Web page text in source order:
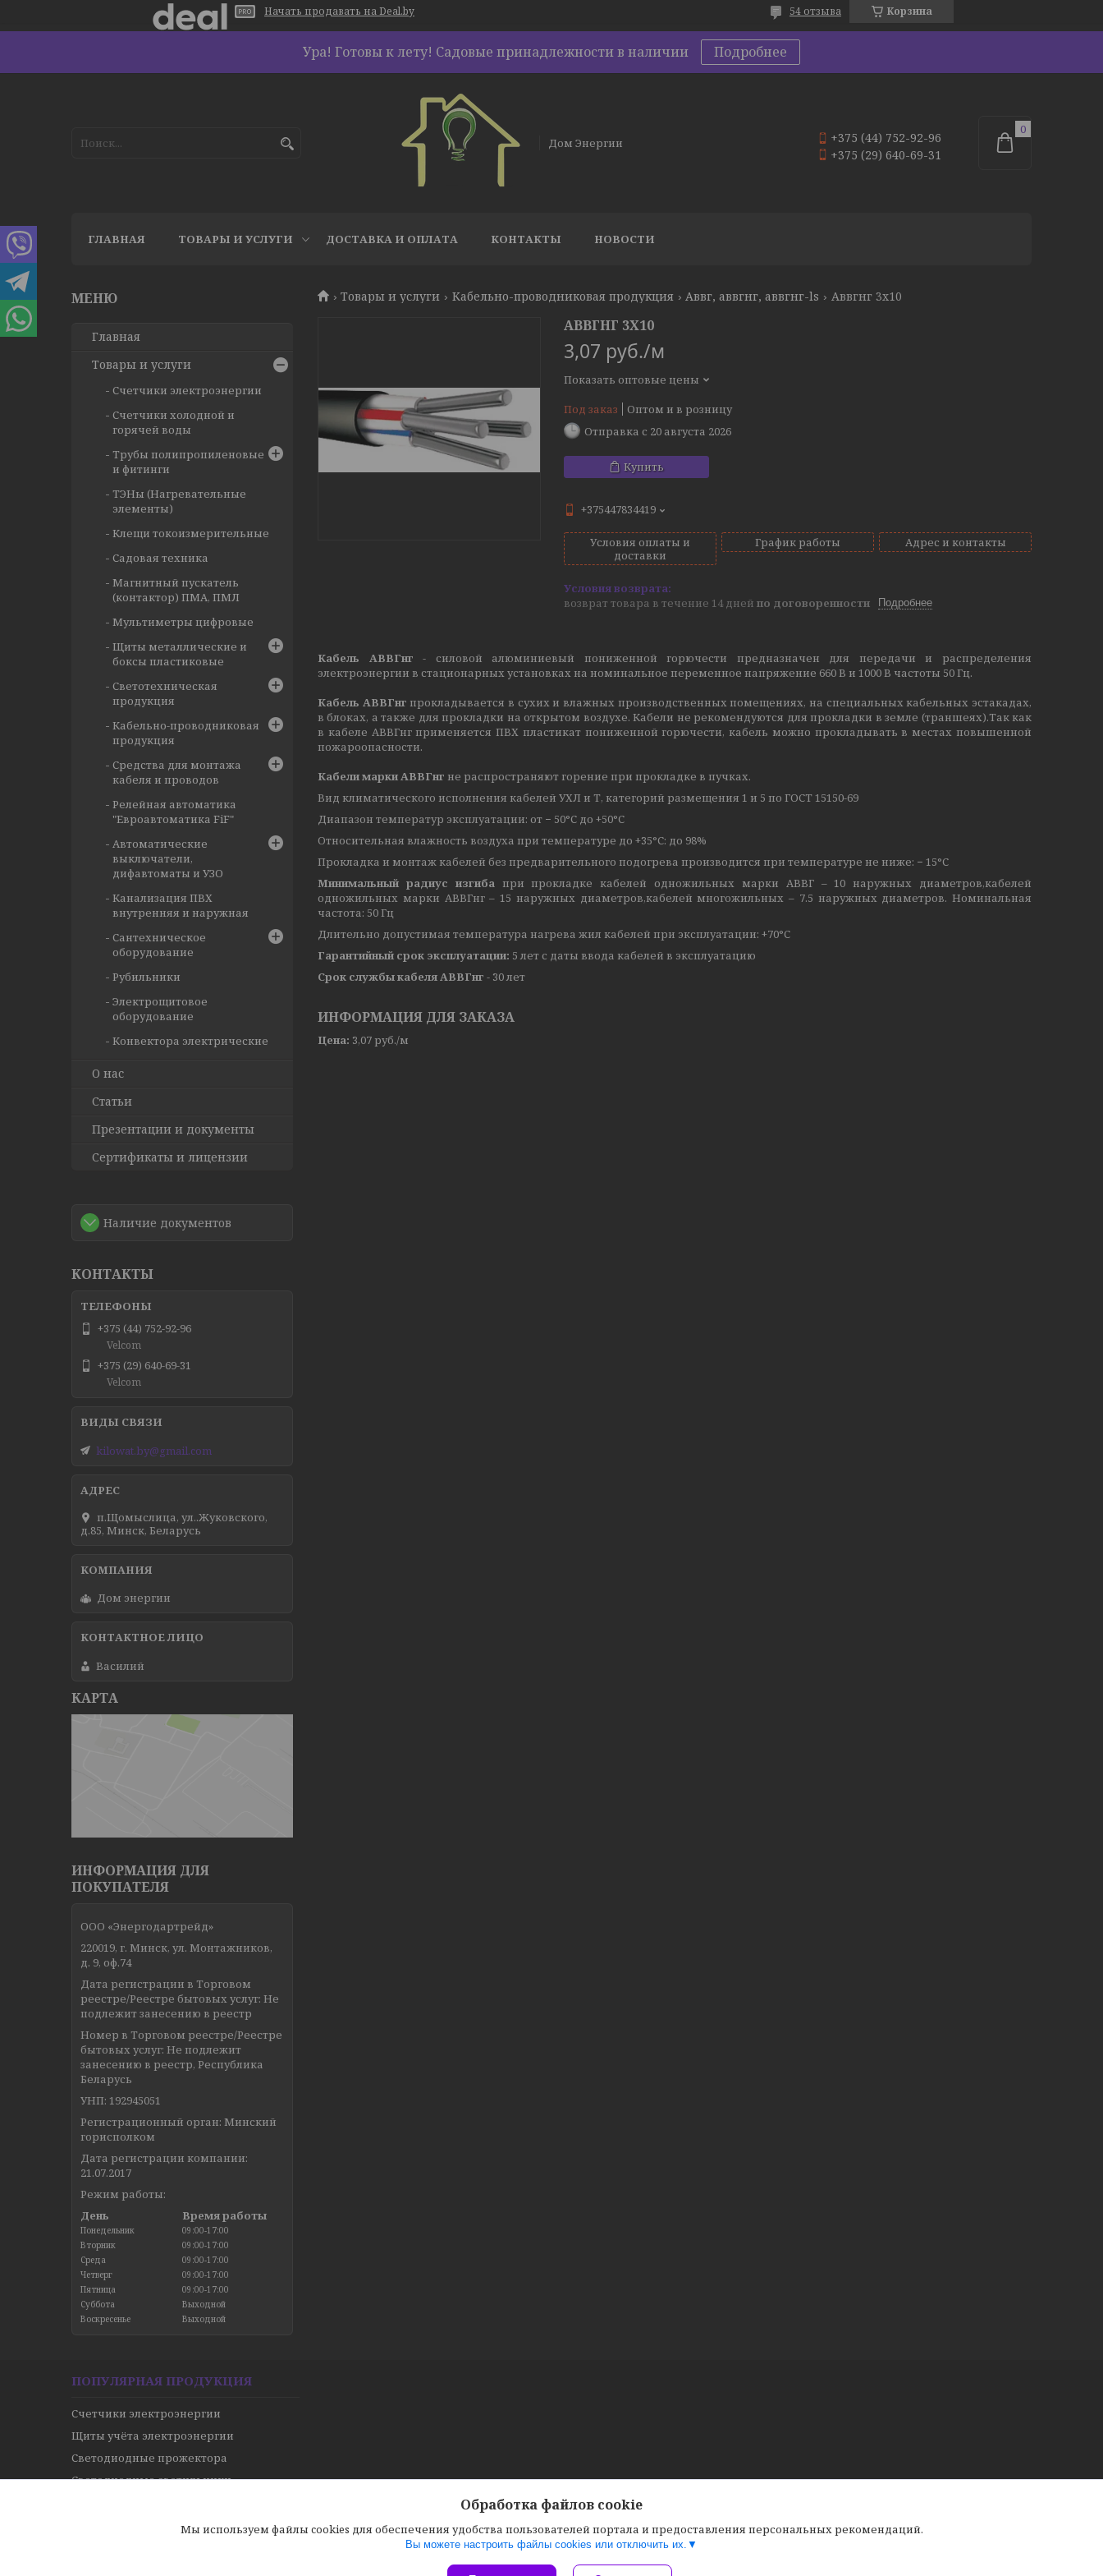
Начать продавать на Deal.by Корзина
54 отзыва
Ура! Готовы к лету! Садовые принадлежности в наличии Подробнее
Дом Энергии
+375 (44) 752-92-96
+375 (29) 640-69-31
ГЛАВНАЯ ТОВАРЫ И УСЛУГИ ДОСТАВКА И ОПЛАТА КОНТАКТЫ НОВОСТИ
Товары и услуги Кабельно-проводниковая продукция Аввг, аввгнг, аввгнг-ls Аввгнг 3х10
АВВГНГ 3Х10
3,07 руб./м
Показать оптовые цены
Под заказ
Оптом и в розницу
Отправка с 20 августа 2026
Купить
+375447834419
Условия оплаты и
доставки
График работы Адрес и контакты
возврат товара в течение 14 дней по договоренности Подробнее
Кабель АВВГнг - силовой алюминиевый пониженной горючести предназначен для передачи и распределения
электроэнергии в стационарных установках на номинальное переменное напряжение 660 В и 1000 В частоты 50 Гц.
Кабель АВВГнг прокладывается в сухих и влажных производственных помещениях, на специальных кабельных эстакадах,
в блоках, а также для прокладки на открытом воздухе. Кабели не рекомендуются для прокладки в земле (траншеях).Так как
в кабеле АВВГнг применяется ПВХ пластикат пониженной горючести, кабель можно прокладывать в местах повышенной
пожароопасности.
Кабели марки АВВГнг не распространяют горение при прокладке в пучках.
Вид климатического исполнения кабелей УХЛ и Т, категорий размещения 1 и 5 по ГОСТ 15150-69
Диапазон температур эксплуатации: от − 50°С до +50°С
Относительная влажность воздуха при температуре до +35°С: до 98%
Прокладка и монтаж кабелей без предварительного подогрева производится при температуре не ниже: − 15°С
Минимальный радиус изгибапри прокладке кабелей одножильных марки АВВГ – 10 наружных диаметров,кабелей
одножильных марки АВВГнг – 15 наружных диаметров,кабелей многожильных – 7.5 наружных диаметров. Номинальная
частота: 50 Гц
Длительно допустимая температура нагрева жил кабелей при эксплуатации: +70°С
Гарантийный срок эксплуатации: 5 лет с даты ввода кабелей в эксплуатацию
Срок службы кабеля АВВГнг - 30 лет
ИНФОРМАЦИЯ ДЛЯ ЗАКАЗА
Цена: 3,07 руб./м
Главная
Товары и услуги
Счетчики электроэнергии
Счетчики холодной и
горячей воды
Трубы полипропиленовые
и фитинги
ТЭНы (Нагревательные
элементы)
Клещи токоизмерительные
Садовая техника
Магнитный пускатель
(контактор) ПМА, ПМЛ
Мультиметры цифровые
Щиты металлические и
боксы пластиковые
Светотехническая
продукция
Кабельно-проводниковая
продукция
Средства для монтажа
кабеля и проводов
Релейная автоматика
"Евроавтоматика FiF"
Автоматические
выключатели,
дифавтоматы и УЗО
Канализация ПВХ
внутренняя и наружная
Сантехническое
оборудование
Рубильники
Электрощитовое
оборудование
Конвектора электрические
О нас
Статьи
Презентации и документы
Сертификаты и лицензии
Наличие документов
КОНТАКТЫ
+375 (44) 752-92-96
Velcom
+375 (29) 640-69-31
Velcom
kilowat.by@gmail.com
п.Щомыслица, ул..Жуковского,
д.85, Минск, Беларусь
Дом энергии
Василий
КАРТА
ИНФОРМАЦИЯ ДЛЯ
ПОКУПАТЕЛЯ
ООО «Энергодартрейд»
220019, г. Минск, ул. Монтажников,
д. 9, оф.74
Дата регистрации в Торговом
реестре/Реестре бытовых услуг: Не
подлежит занесению в реестр
Номер в Торговом реестре/Реестре
бытовых услуг: Не подлежит
занесению в реестр, Республика
Беларусь
УНП: 192945051
Регистрационный орган: Минский
горисполком
Дата регистрации компании:
21.07.2017
Режим работы:
День
Время работы
Понедельник
09:00-17:00
Вторник
09:00-17:00
Среда
09:00-17:00
Четверг
09:00-17:00
Пятница
09:00-17:00
Суббота
Выходной
Воскресенье
Выходной
ПОПУЛЯРНАЯ ПРОДУКЦИЯ
Счетчики электроэнергии
Щиты учёта электроэнергии
Светодиодные прожектора
Светодиодные светильники
Обработка файлов cookie
Мы используем файлы cookies для обеспечения удобства пользователей портала и предоставления персональных рекомендаций.
Вы можете настроить файлы cookies или отключить их.